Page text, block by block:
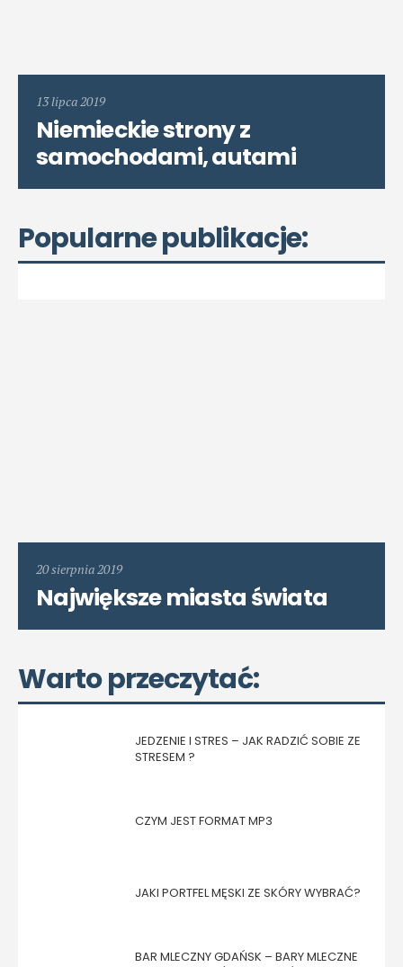
13 lipca 2019
Niemieckie strony z
samochodami, autami
Popularne publikacje:
20 sierpnia 2019
Największe miasta świata
Warto przeczytać:
JEDZENIE I STRES – JAK RADZIĆ SOBIE ZE
STRESEM ?
CZYM JEST FORMAT MP3
JAKI PORTFEL MĘSKI ZE SKÓRY WYBRAĆ?
BAR MLECZNY GDAŃSK – BARY MLECZNE